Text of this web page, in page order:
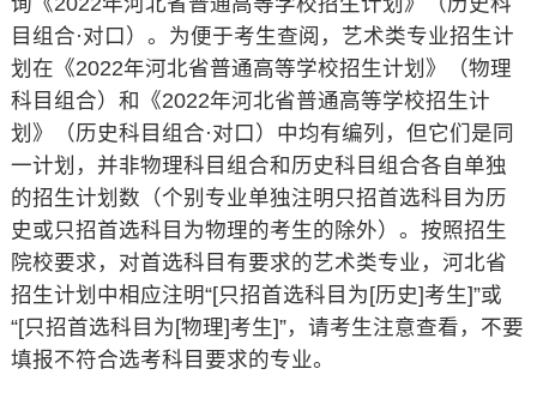
目组合·对口）。为便于考生查阅，艺术类专业招生计
划在《2022年河北省普通高等学校招生计划》（物理
科目组合）和《2022年河北省普通高等学校招生计
划》（历史科目组合·对口）中均有编列，但它们是同
一计划，并非物理科目组合和历史科目组合各自单独
的招生计划数（个别专业单独注明只招首选科目为历
史或只招首选科目为物理的考生的除外）。按照招生
院校要求，对首选科目有要求的艺术类专业，河北省
招生计划中相应注明“[只招首选科目为[历史]考生]”或
“[只招首选科目为[物理]考生]”，请考生注意查看，不要
填报不符合选考科目要求的专业。